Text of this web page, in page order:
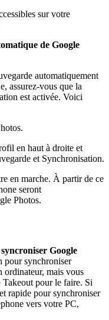
sur votre
de Google
automatiquement
assurez-vous que la
est activée. Voici
en haut à droite et
et Synchronisation.
en marche. À partir de ce
seront
Photos.
syncroniser Google
pour synchroniser
ordinateur, mais vous
pour le faire. Si
rapide pour synchroniser
vers votre PC,